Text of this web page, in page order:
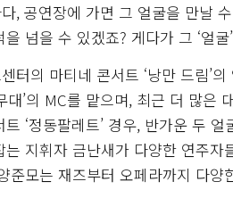
, 공연장에 가면 그 얼굴을 만날
을 넘을 수 있겠죠? 게다가 그 ‘얼
터의 마티네 콘서트 ‘낭만 드림’
대’의 MC를 맡으며, 최근 더 많은
트 ‘정동팔레트’ 경우, 반가운 두
는 지휘자 금난새가 다양한 연주
준모는 재즈부터 오페라까지 다